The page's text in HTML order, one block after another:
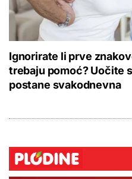
Ignorirate li prve
trebaju pomoć? Uočite
postane svakodnevna